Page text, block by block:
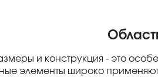
и конструкция - это
элементы широко